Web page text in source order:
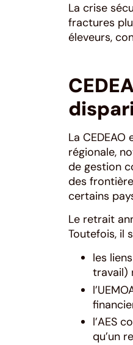
La crise
fractures
éleveurs,
La
régionale,
de gestion
des
certains
Le retrait
Toutefois, il
les
travail)
l’AES
qu’un